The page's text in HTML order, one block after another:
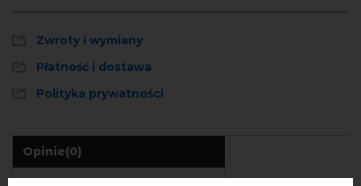
Zwroty i wymiany
Płatność i dostawa
Polityka prywatności
Opinie(0)